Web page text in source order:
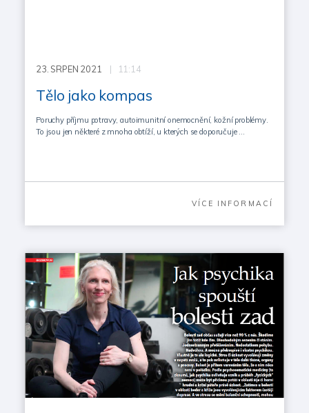
23. SRPEN 2021 | 11:14
Tělo jako kompas
Poruchy příjmu potravy, autoimunitní onemocnění, kožní problémy.
To jsou jen některé z mnoha obtíží, u kterých se doporučuje …
VÍCE INFORMACÍ